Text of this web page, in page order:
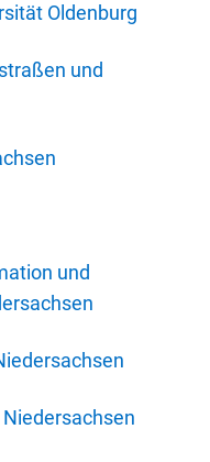
Oldenburg
und
und